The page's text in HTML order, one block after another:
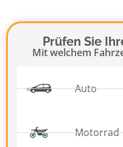
Prüfen Sie
Mit welchem
Auto
Motorrad